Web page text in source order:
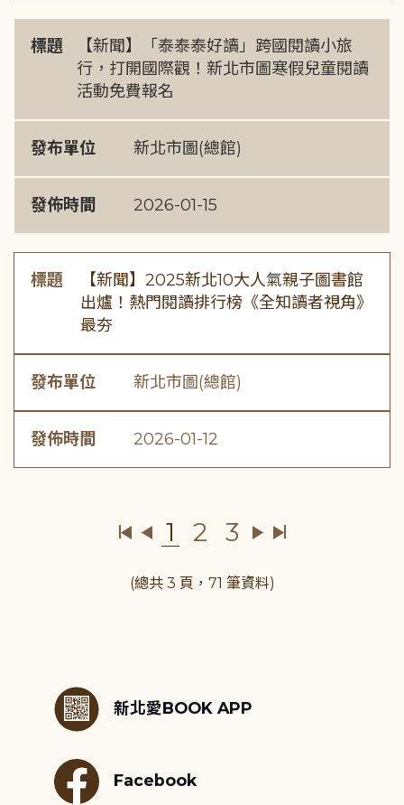
標題
【新聞】「泰泰泰好讀」跨國閱讀小旅
行，打開國際觀！新北市圖寒假兒童閱讀
活動免費報名
發布單位 新北市圖(總館)
發佈時間 2026-01-15
標題
【新聞】2025新北10大人氣親子圖書館
出爐！熱門閱讀排行榜《全知讀者視角》
最夯
發布單位 新北市圖(總館)
發佈時間 2026-01-12
1 2 3
(總共 3 頁，71 筆資料)
新北愛BOOK APP
Facebook